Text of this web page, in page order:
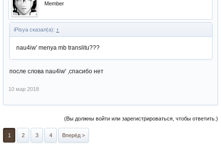
Member
iPisya сказал(а): ↑
nau4iw' menya mb translitu???
после слова nau4iw' ,спасибо нет
10 мар 2018
(Вы должны войти или зарегистрироваться, чтобы ответить.)
1 2 3 4 Вперёд >